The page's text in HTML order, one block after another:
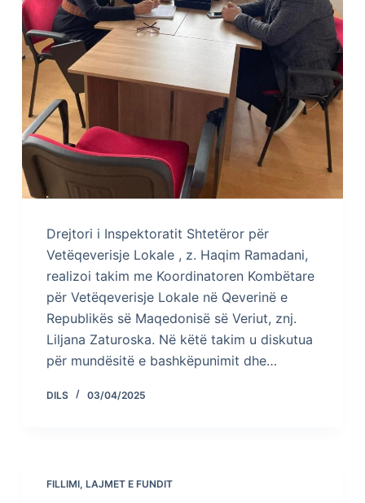
Drejtori i Inspektoratit Shtetëror për
Vetëqeverisje Lokale , z. Haqim Ramadani,
realizoi takim me Koordinatoren Kombëtare
për Vetëqeverisje Lokale në Qeverinë e
Republikës së Maqedonisë së Veriut, znj.
Liljana Zaturoska. Në këtë takim u diskutua
për mundësitë e bashkëpunimit dhe…
DILS 03/04/2025
FILLIMI, LAJMET E FUNDIT